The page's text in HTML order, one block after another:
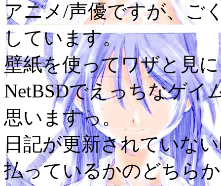
アニメ/声優ですが、ご
しています。
壁紙を使ってワザと見
NetBSDでえっちなゲイ
思いますっ。
日記が更新されていな
払っているかのどちら